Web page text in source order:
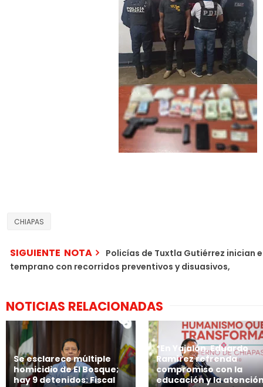
CHIAPAS
SIGUIENTE NOTA
Policías de Tuxtla Gutiérrez inician
temprano con recorridos preventivos y disuasivos,
NOTICIAS RELACIONADAS
Se esclarece múltiple
homicidio de El Bosque;
hay 9 detenidos: Fiscal
*En Yajalón, Eduardo
Ramírez refrenda
compromiso con la
educación y la